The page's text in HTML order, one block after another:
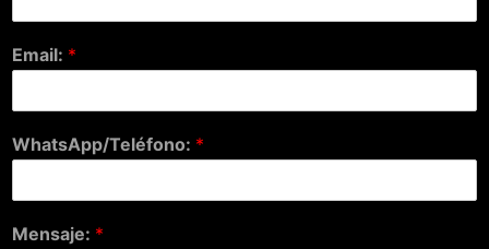
Email: *
WhatsApp/Teléfono: *
Mensaje: *